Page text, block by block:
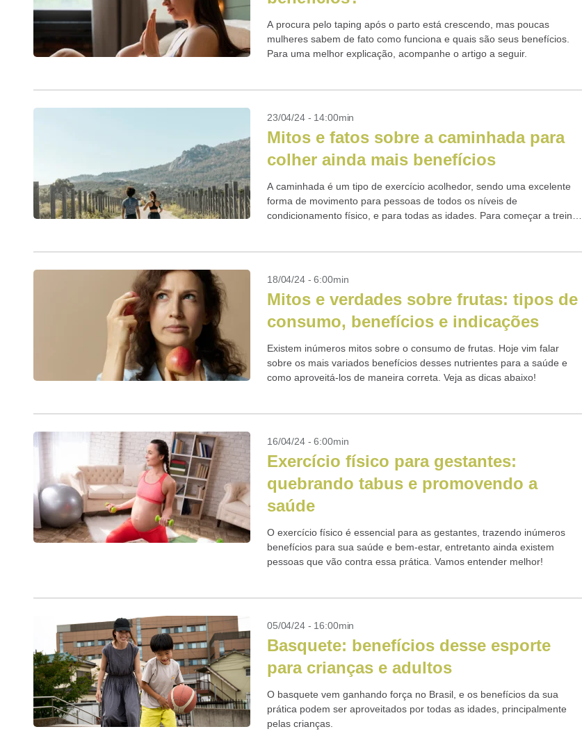
A procura pelo taping após o parto está crescendo, mas poucas
mulheres sabem de fato como funciona e quais são seus benefícios.
Para uma melhor explicação, acompanhe o artigo a seguir.
23/04/24 - 14:00min
Mitos e fatos sobre a caminhada para
colher ainda mais benefícios
A caminhada é um tipo de exercício acolhedor, sendo uma excelente
forma de movimento para pessoas de todos os níveis de
condicionamento físico, e para todas as idades. Para começar a treinar,
18/04/24 - 6:00min
Mitos e verdades sobre frutas: tipos de
consumo, benefícios e indicações
Existem inúmeros mitos sobre o consumo de frutas. Hoje vim falar
sobre os mais variados benefícios desses nutrientes para a saúde e
como aproveitá-los de maneira correta. Veja as dicas abaixo!
16/04/24 - 6:00min
Exercício físico para gestantes:
quebrando tabus e promovendo a
saúde
O exercício físico é essencial para as gestantes, trazendo inúmeros
benefícios para sua saúde e bem-estar, entretanto ainda existem
pessoas que vão contra essa prática. Vamos entender melhor!
05/04/24 - 16:00min
Basquete: benefícios desse esporte
para crianças e adultos
O basquete vem ganhando força no Brasil, e os benefícios da sua
prática podem ser aproveitados por todas as idades, principalmente
pelas crianças.